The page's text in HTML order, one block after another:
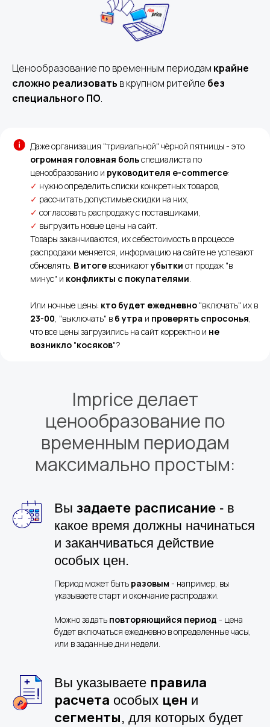
Ценообразование по временным периодам крайне
сложно реализовать в крупном ритейле без
специального ПО.
Даже организация "тривиальной" чёрной пятницы - это
огромная головная больспециалиста по
ценообразованию и руководителя e-commerce:
✓ нужно определить списки конкретных товаров,
✓ рассчитать допустимые скидки на них,
✓ согласовать распродажу с поставщиками,
✓ выгрузить новые цены на сайт.
Товары заканчиваются, их себестоимость в процессе
распродажи меняется, информацию на сайте не успевают
обновлять. В итоге возникаютубытки от продаж "в
минус" и конфликты с покупателями.
Или ночные цены: кто будет ежедневно "включать" их в
23-00, "выключать" в 6 утра и проверять спросонья,
что все цены загрузились на сайт корректно и не
возникло "косяков"?
Imprice делает
ценообразование по
временным периодам
максимально простым:
Вы задаете расписание - в
какое время должны начинаться
и заканчиваться действие
особых цен.
Период может быть разовым - например, вы
указываете старт и окончание распродажи.
Можно задать повторяющийся период - цена
будет включаться ежедневно в определенные часы,
или в заданные дни недели.
Вы указываете правила
расчета особых цен и
сегменты, для которых будет